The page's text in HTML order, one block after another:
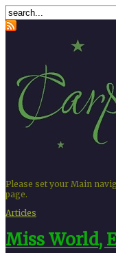
Please set your Main
page.
Articles
Miss World,